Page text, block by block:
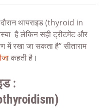
थायराइड (thyroid in
है लेकिन सही ट्रीटमेंट और
रखा जा सकता है” सीताराम
कहती है।
: